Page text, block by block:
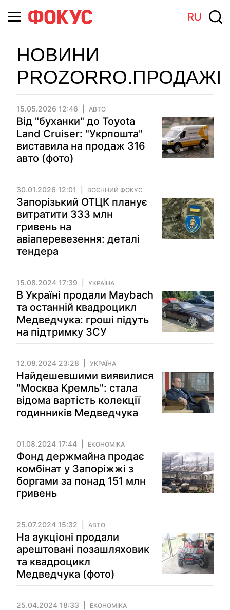
RU
НОВИНИ
PROZORRO.ПРОДАЖІ
15.05.2026 12:46 АВТО
Від "буханки" до Toyota
Land Cruiser: "Укрпошта"
виставила на продаж 316
авто (фото)
30.01.2026 12:01 ВОЄННИЙ ФОКУС
Запорізький ОТЦК планує
витратити 333 млн
гривень на
авіаперевезення: деталі
тендера
15.08.2024 17:39 УКРАЇНА
В Україні продали Maybach
та останній квадроцикл
Медведчука: гроші підуть
на підтримку ЗСУ
12.08.2024 23:28 УКРАЇНА
Найдешевшими виявилися
"Москва Кремль": стала
відома вартість колекції
годинників Медведчука
01.08.2024 17:44 ЕКОНОМІКА
Фонд держмайна продає
комбінат у Запоріжжі з
боргами за понад 151 млн
гривень
25.07.2024 15:32 АВТО
На аукціоні продали
арештовані позашляховик
та квадроцикл
Медведчука (фото)
25.04.2024 18:33 ЕКОНОМІКА